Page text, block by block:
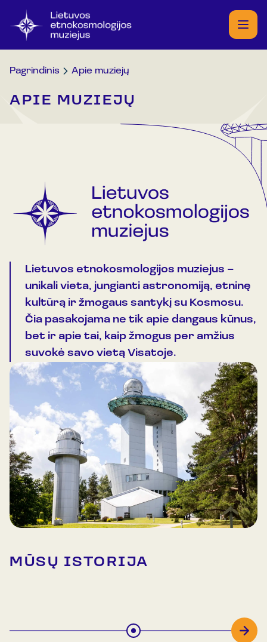
Pagrindinis Apie muziejų
APIE MUZIEJŲ
Lietuvos etnokosmologijos muziejus –
unikali vieta, jungianti astronomiją, etninę
kultūrą ir žmogaus santykį su Kosmosu.
Čia pasakojama ne tik apie dangaus kūnus,
bet ir apie tai, kaip žmogus per amžius
suvokė savo vietą Visatoje.
MŪSŲ ISTORIJA